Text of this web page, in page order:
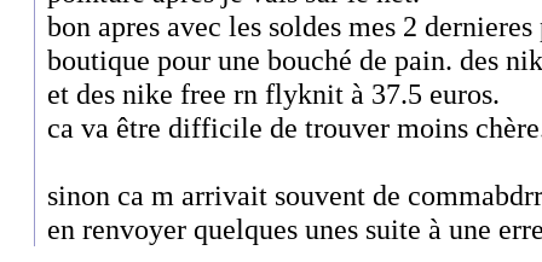
bon apres avec les soldes mes 2
boutique pour une bouché de pain. des
et des nike free rn flyknit à 37.5 euros.
ca va être difficile de trouver moins
sinon ca m arrivait souvent de
en renvoyer quelques unes suite à une